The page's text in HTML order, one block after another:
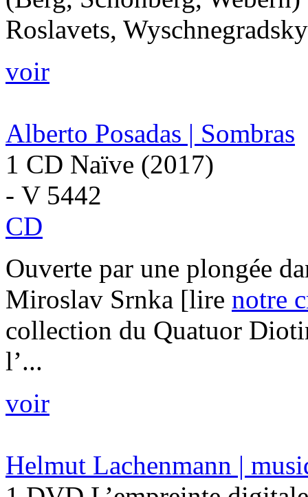
Roslavets,
voir
Alberto Posadas | Sombras
1 CD Naïve (2017)
- V 5442
CD
Ouverte par une plongée
Miroslav Srnka [lire notre
collection du Quatuor
l’...
voir
Helmut Lachenmann |